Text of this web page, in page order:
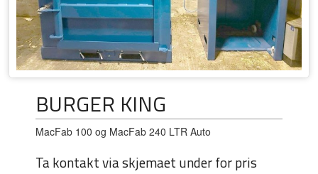
BURGER KING
MacFab 100 og MacFab 240 LTR Auto
Ta kontakt via skjemaet under for pris